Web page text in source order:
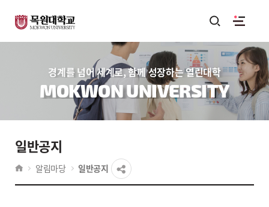
경계를 넘어 세계로, 함께 성장하는 열린대학
MOKWON UNIVERSITY
일반공지
알림마당 일반공지